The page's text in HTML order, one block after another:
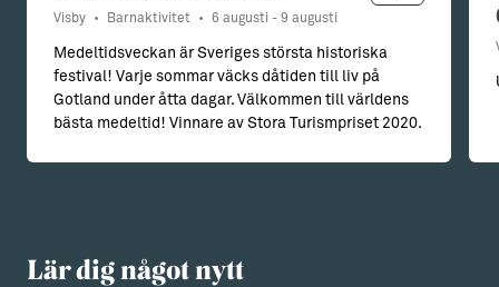
Visby • Barnaktivitet • 6 augusti - 9 augusti
Medeltidsveckan är Sveriges största historiska
festival! Varje sommar väcks dåtiden till liv på
Gotland under åtta dagar. Välkommen till världens
bästa medeltid! Vinnare av Stora Turismpriset 2020.
Lär dig något nytt